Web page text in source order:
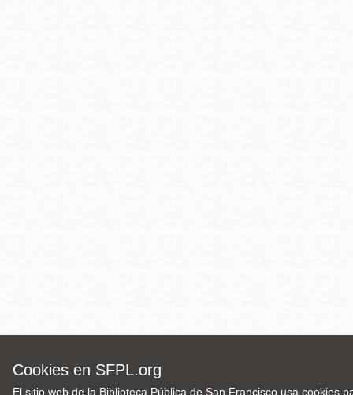
Cookies en SFPL.org
El sitio web de la Biblioteca Pública de San Francisco usa cookies